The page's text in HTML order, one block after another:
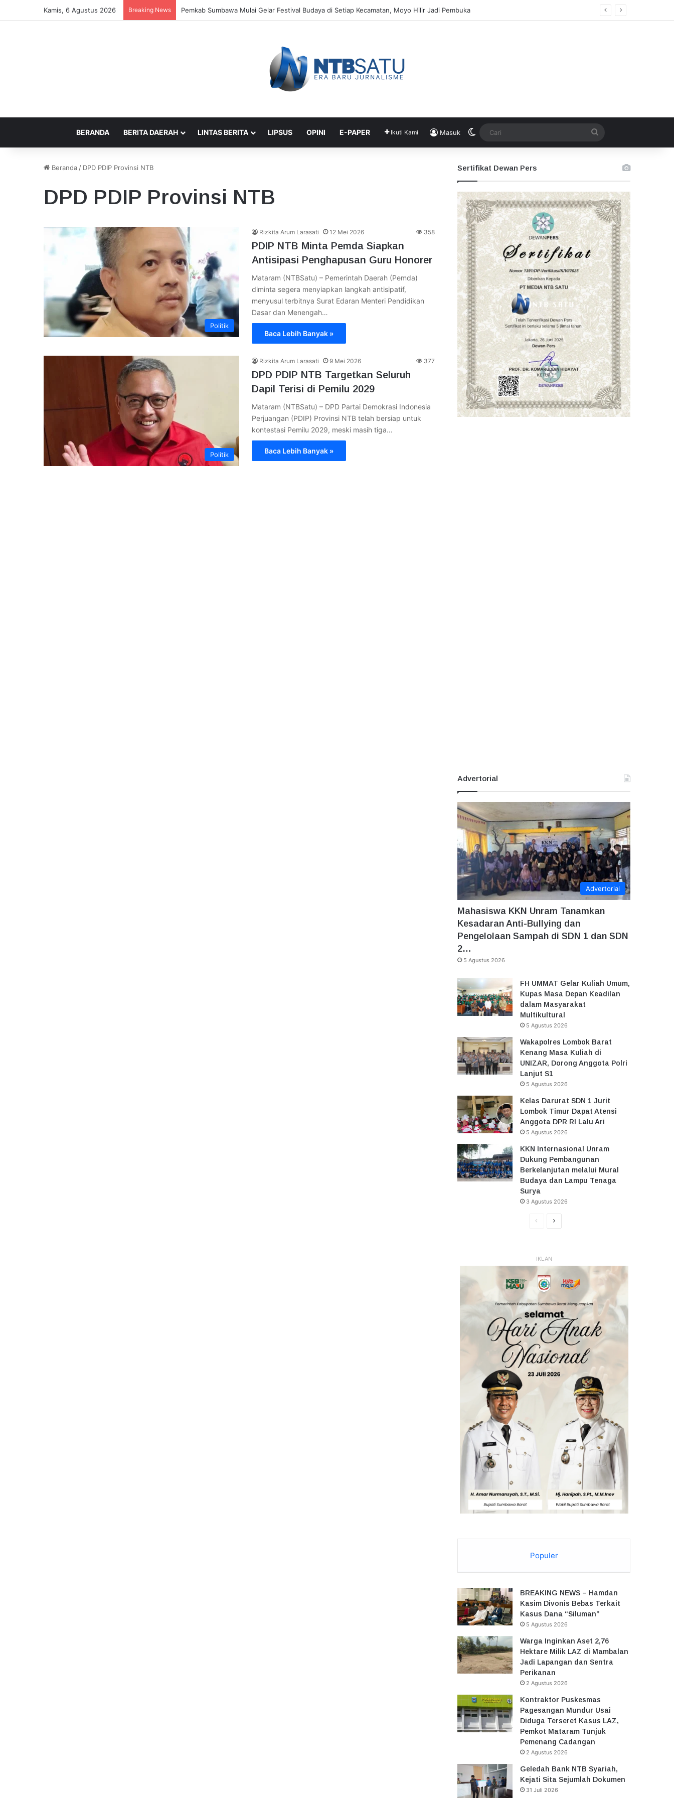
Kamis, 6 Agustus 2026 Breaking News Wisatawan Asing Ingatkan Bahaya Penjajahan Jenis Baru di Tengah Masifnya Investasi Lombok
BERANDA BERITA DAERAH LINTAS BERITA LIPSUS OPINI E-PAPER Ikuti Kami Masuk Switch skin
Beranda / DPD PDIP Provinsi NTB
DPD PDIP Provinsi NTB
Politik
Rizkita Arum Larasati 12 Mei 2026 358
PDIP NTB Minta Pemda Siapkan
Antisipasi Penghapusan Guru Honorer
Mataram (NTBSatu) – Pemerintah Daerah (Pemda)
diminta segera menyiapkan langkah antisipatif,
menyusul terbitnya Surat Edaran Menteri Pendidikan
Dasar dan Menengah…
Baca Lebih Banyak »
Politik
Rizkita Arum Larasati 9 Mei 2026 377
DPD PDIP NTB Targetkan Seluruh
Dapil Terisi di Pemilu 2029
Mataram (NTBSatu) – DPD Partai Demokrasi Indonesia
Perjuangan (PDIP) Provinsi NTB telah bersiap untuk
kontestasi Pemilu 2029, meski masih tiga…
Baca Lebih Banyak »
Sertifikat Dewan Pers
Advertorial
Advertorial
Mahasiswa KKN Unram Tanamkan
Kesadaran Anti-Bullying dan
Pengelolaan Sampah di SDN 1 dan SDN
2…
5 Agustus 2026
FH UMMAT Gelar Kuliah Umum,
Kupas Masa Depan Keadilan
dalam Masyarakat
Multikultural
5 Agustus 2026
Wakapolres Lombok Barat
Kenang Masa Kuliah di
UNIZAR, Dorong Anggota Polri
Lanjut S1
5 Agustus 2026
Kelas Darurat SDN 1 Jurit
Lombok Timur Dapat Atensi
Anggota DPR RI Lalu Ari
5 Agustus 2026
KKN Internasional Unram
Dukung Pembangunan
Berkelanjutan melalui Mural
Budaya dan Lampu Tenaga
Surya
3 Agustus 2026
HalamanHalaman
IKLAN
Populer
BREAKING NEWS – Hamdan
Kasim Divonis Bebas Terkait
Kasus Dana “Siluman”
5 Agustus 2026
Warga Inginkan Aset 2,76
Hektare Milik LAZ di Mambalan
Jadi Lapangan dan Sentra
Perikanan
2 Agustus 2026
Kontraktor Puskesmas
Pagesangan Mundur Usai
Diduga Terseret Kasus LAZ,
Pemkot Mataram Tunjuk
Pemenang Cadangan
2 Agustus 2026
Geledah Bank NTB Syariah,
Kejati Sita Sejumlah Dokumen
31 Juli 2026